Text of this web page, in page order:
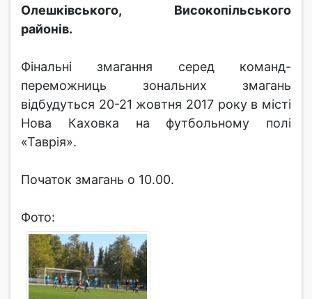
Олешківського, Високопільського
районів.
Фінальні змагання серед команд-
переможниць зональних змагань
відбудуться 20-21 жовтня 2017 року в місті
Нова Каховка на футбольному полі
«Таврія».
Початок змагань о 10.00.
Фото: